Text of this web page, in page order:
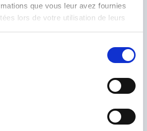
que vous leur avez fournies
lors de votre utilisation de leurs